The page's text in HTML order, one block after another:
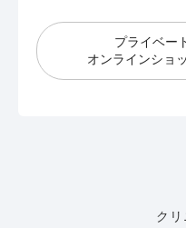
プライベー
オンラインショ
ク